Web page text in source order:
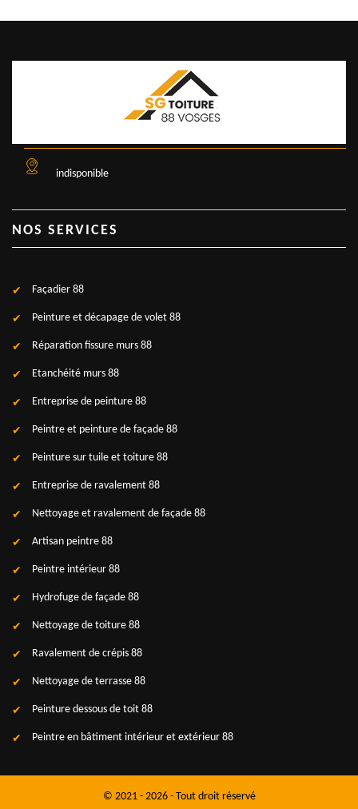
indisponible
NOS SERVICES
Façadier 88
Peinture et décapage de volet 88
Réparation fissure murs 88
Etanchéité murs 88
Entreprise de peinture 88
Peintre et peinture de façade 88
Peinture sur tuile et toiture 88
Entreprise de ravalement 88
Nettoyage et ravalement de façade 88
Artisan peintre 88
Peintre intérieur 88
Hydrofuge de façade 88
Nettoyage de toiture 88
Ravalement de crépis 88
Nettoyage de terrasse 88
Peinture dessous de toit 88
Peintre en bâtiment intérieur et extérieur 88
© 2021 - 2026 - Tout droit réservé